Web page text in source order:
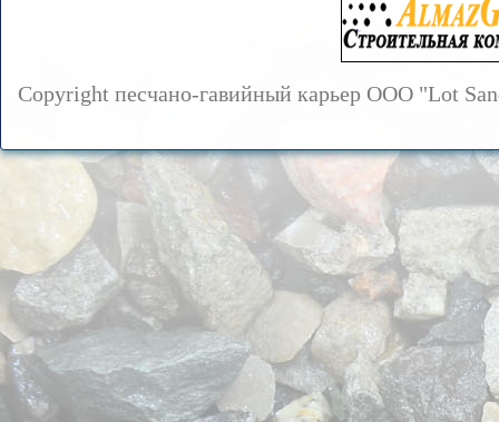
Copyright песчано-гавийный карьер OOO "Lot